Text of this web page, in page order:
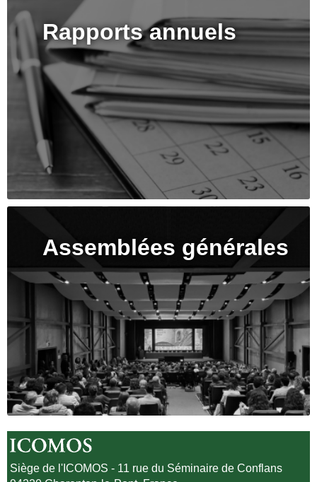
Rapports annuels
Assemblées générales
Siège de l'ICOMOS - 11 rue du Séminaire de Conflans